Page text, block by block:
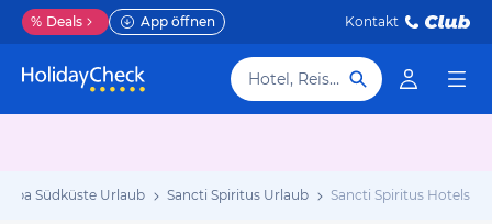
% Deals App öffnen Kontakt
Hotel, Reiseziel
Südküste Urlaub Sancti Spiritus Urlaub Sancti Spiritus Hotels